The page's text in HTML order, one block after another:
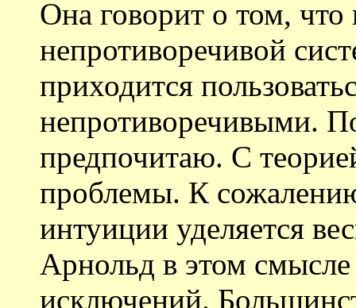
Она говорит о том, что
непротиворечивой
приходится
непротиворечивыми.
предпочитаю. С
проблемы. К
интуиции уделяется
Арнольд в этом
исключений.